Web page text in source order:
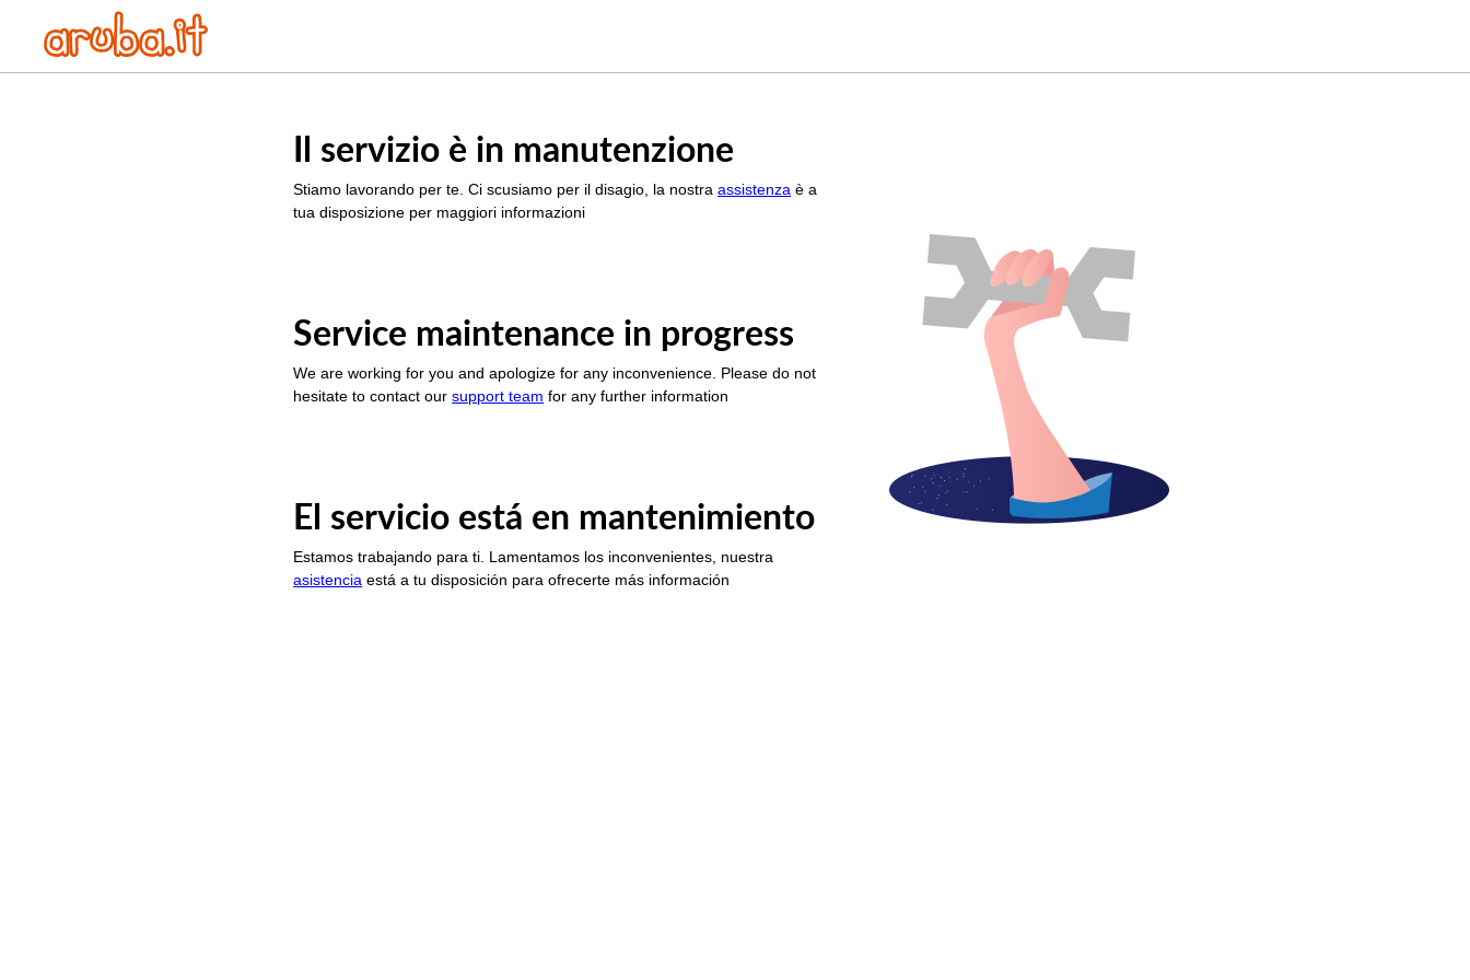
Il servizio è in manutenzione
Stiamo lavorando per te. Ci scusiamo per il disagio, la nostraassistenza è a
tua disposizione per maggiori informazioni
Service maintenance in progress
We are working for you and apologize for any inconvenience. Please do not
hesitate to contact oursupport team for any further information
El servicio está en mantenimiento
Estamos trabajando para ti. Lamentamos los inconvenientes, nuestra
asistencia está a tu disposición para ofrecerte más información